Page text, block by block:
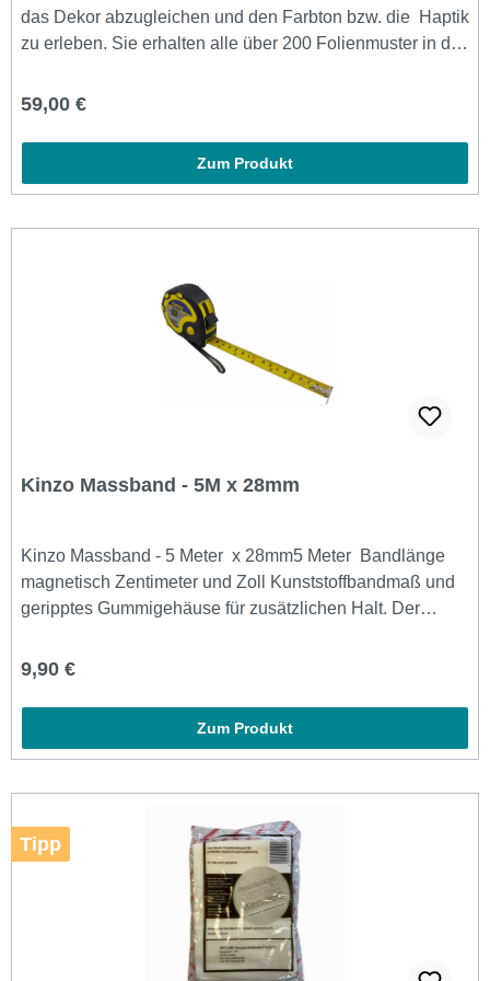
das Dekor abzugleichen und den Farbton bzw. die Haptik
zu erleben. Sie erhalten alle über 200 Folienmuster in der
QR-Code den Sie scannen können und die Folie auf
können.
Regulärer Preis:
59,00 €
Zum Produkt
Kinzo Massband - 5M x 28mm
Kinzo Massband - 5 Meter x 28mm5 Meter Bandlänge
magnetisch Zentimeter und Zoll Kunststoffbandmaß und
geripptes Gummigehäuse für zusätzlichen Halt. Der
Das Bandmaß zeigt sowohl Zentimeter als auch Zoll an.
Regulärer Preis:
9,90 €
Zum Produkt
Tipp